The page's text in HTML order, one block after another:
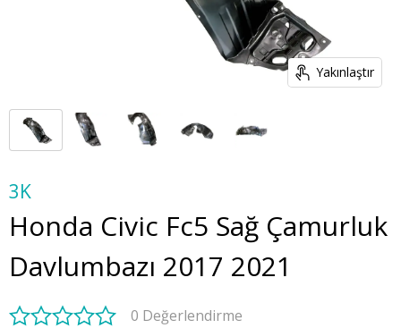
Yakınlaştır
3K
Honda Civic Fc5 Sağ Çamurluk
Davlumbazı 2017 2021
0 Değerlendirme